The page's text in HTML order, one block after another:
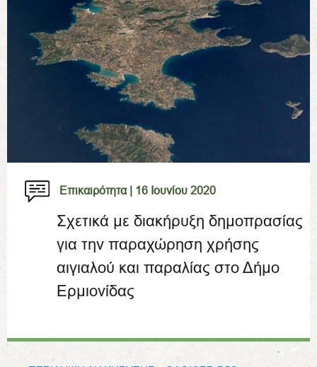
Επικαιρότητα | 16 Ιουνίου 2020
Σχετικά με διακήρυξη δημοπρασίας
για την παραχώρηση χρήσης
αιγιαλού και παραλίας στο Δήμο
Ερμιονίδας